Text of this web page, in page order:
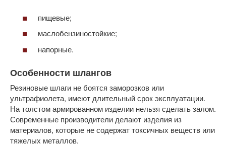
пищевые;
маслобензиностойкие;
напорные.
Особенности шлангов
Резиновые шлаги не боятся заморозков или
ультрафиолета, имеют длительный срок эксплуатации.
На толстом армированном изделии нельзя сделать залом.
Современные производители делают изделия из
материалов, которые не содержат токсичных веществ или
тяжелых металлов.